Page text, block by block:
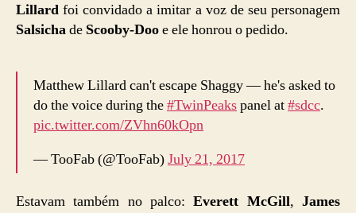
Lillard foi convidado a imitar a voz de seu personagem
Salsichade Scooby-Dooe ele honrou o pedido.
Matthew Lillard can't escape Shaggy — he's asked to
do the voice during the#TwinPeakspanel at#sdcc.
pic.twitter.com/ZVhn60kOpn
— TooFab (@TooFab)July 21, 2017
Estavam também no palco:Everett McGill,James